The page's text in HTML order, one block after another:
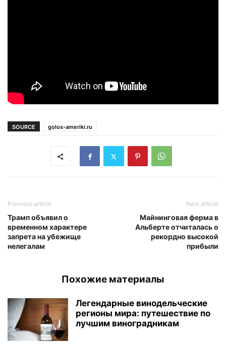
SOURCE golos-ameriki.ru
Previous article
Трамп объявил о
временном характере
запрета на убежище
нелегалам
Next article
Майнинговая ферма в
Альберте отчиталась о
рекордно высокой
прибыли
Похожие материалы
Легендарные винодельческие
регионы мира: путешествие по
лучшим виноградникам